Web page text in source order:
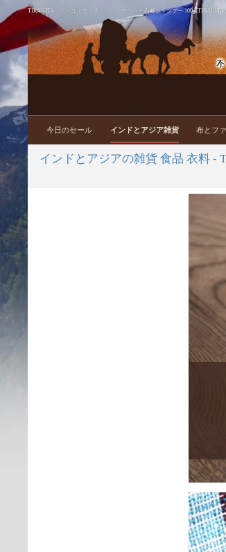
TIRAKITA アーユルブリス シャンプーバー 石鹸シャンプー 100g[TIRAKITA
今日のセール インドとアジア雑貨 布とフ
インドとアジアの雑貨 食品 衣料 -